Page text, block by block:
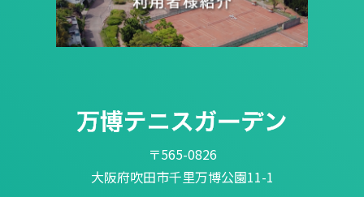
〒565-0826
大阪府吹田市千里万博公園11-1